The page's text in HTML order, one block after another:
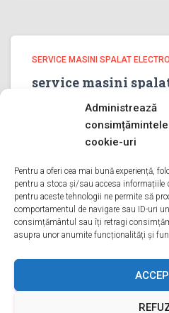
Administrează
cookie-uri
Pentru a oferi cea mai bună experiență,
pentru a stoca și/sau accesa informațiile
pentru aceste tehnologii ne permite să
comportamentul de navigare sau ID-uri
consimțământul sau îți retragi
asupra unor anumite funcționalități și
SERVICE MASINI SPALAT
service masini
PRAHOVA
service masini spalat
pe pagina noastra de service
electrolux? Tot ce trebuie sa
Citește mai mult
DESPRE NOI
GDPR